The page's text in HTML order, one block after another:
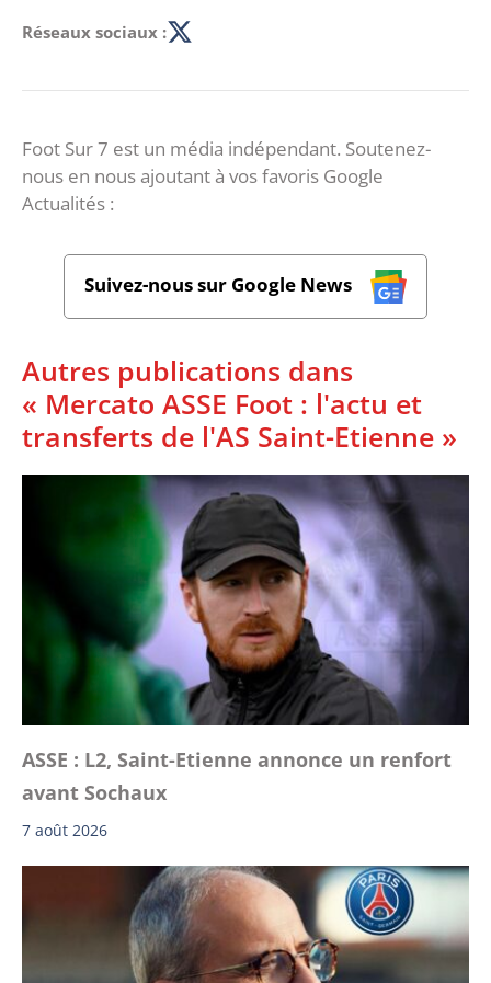
Réseaux sociaux :
Foot Sur 7 est un média indépendant. Soutenez-
nous en nous ajoutant à vos favoris Google
Actualités :
Suivez-nous sur Google News
Autres publications dans
« Mercato ASSE Foot : l'actu et
transferts de l'AS Saint-Etienne »
ASSE : L2, Saint-Etienne annonce un renfort
avant Sochaux
7 août 2026